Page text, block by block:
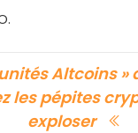
Altcoins »
les pépites
exploser